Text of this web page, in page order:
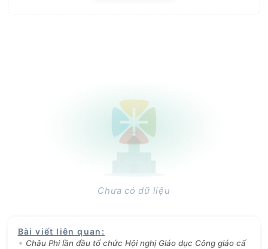
Chưa có dữ liệu
Bài viết liên quan :
Châu Phi lần đầu tổ chức Hội nghị Giáo dục Công giáo cấ